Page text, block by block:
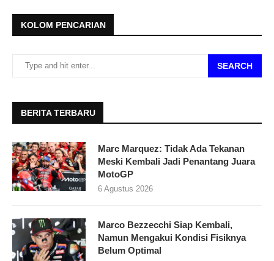
KOLOM PENCARIAN
SEARCH
BERITA TERBARU
Marc Marquez: Tidak Ada Tekanan
Meski Kembali Jadi Penantang Juara
MotoGP
6 Agustus 2026
Marco Bezzecchi Siap Kembali,
Namun Mengakui Kondisi Fisiknya
Belum Optimal